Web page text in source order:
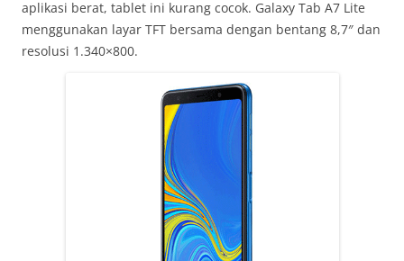
aplikasi berat, tablet ini kurang cocok. Galaxy Tab A7 Lite
menggunakan layar TFT bersama dengan bentang 8,7″ dan
resolusi 1.340×800.